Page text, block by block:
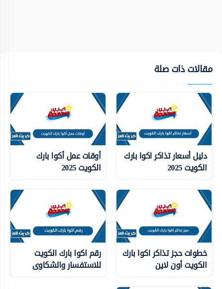
مقالات ذات صلة
دليل أسعار تذاكر اكوا بارك
الكويت 2025
أوقات عمل أكوا بارك
الكويت 2025
خطوات حجز تذاكر اكوا بارك
الكويت أون لاين
رقم اكوا بارك الكويت
للاستفسار والشكاوى